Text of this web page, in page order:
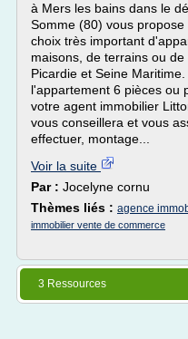
à Mers les bains dans le
Somme (80) vous propose
choix très important
maisons, de terrains ou
Picardie et Seine
l'appartement 6 pièces ou
votre agent immobilier
vous conseillera et vous
effectuer, montage...
Voir la suite
Par : Jocelyne cornu
Thèmes liés : agence
immobilier vente de commerce
3 Ressources